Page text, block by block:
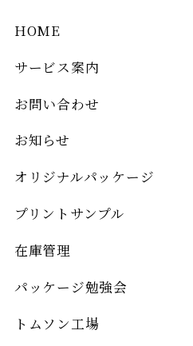
HOME
サービス案内
お問い合わせ
お知らせ
オリジナルパッケージ
プリントサンプル
在庫管理
パッケージ勉強会
トムソン工場